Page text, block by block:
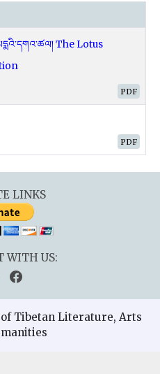
The Lotus
PDF
PDF
LINKS
WITH US:
of Tibetan Literature, Arts